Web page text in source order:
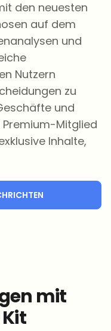
den neuesten
auf dem
und
Nutzern
zu
und
Mitglied
Inhalte,
mit